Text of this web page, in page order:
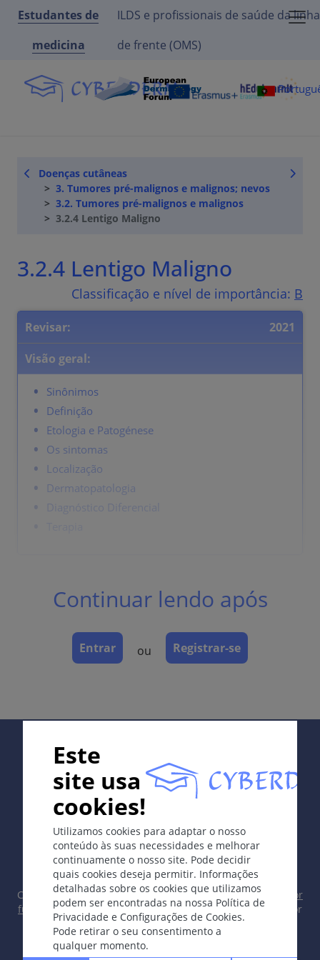
Estudantes de
medicina
ILDS e profissionais de saúde da linha
de frente (OMS)
Doenças cutâneas
3. Tumores pré-malignos e malignos; nevos
3.2. Tumores pré-malignos e malignos
3.2.4 Lentigo Maligno
3.2.4 Lentigo Maligno
Classificação e nível de importância: B
Revisar:
2021
Visão geral:
Sinônimos
Definição
Etologia e Patogénese
Os sintomas
Localização
Dermatopatologia
Diagnóstico Diferencial
Melanose circunscrita pré-blastomatosa de
melanoma nível 1.
Etologia e Patogénese
Exposição crônica ao UV.
Os sintomas
Mancha irregularmente pigmentada ou área com
bordo irregular, não palpável, com padrão de
crescimento lento.
Localização
Áreas expostas ao sol (face, antebraços, pernas).
Dermatopatologia
Continuar lendo após
Entrar ou Registrar-se
Este
site usa
cookies!
Utilizamos cookies para adaptar o nosso
conteúdo às suas necessidades e melhorar
continuamente o nosso site. Pode decidir
quais cookies deseja permitir. Informações
detalhadas sobre os cookies que utilizamos
podem ser encontradas na nossa Política de
Privacidade e Configurações de Cookies.
Pode retirar o seu consentimento a
qualquer momento.
In collaboration with Erasmus+ hEduLearnIt editorial
group
Copyright © 2003-2026 CYBERDERM Grupo Editorial -
Editor
fundador Guenter Burg, M.D.- Conceito e Coordenação por
Vahid Djamei, Zurique
All rights reserved.